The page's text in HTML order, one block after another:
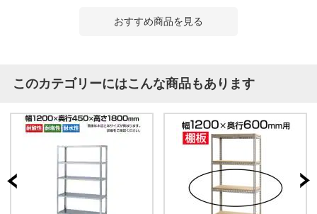
おすすめ商品を見る
このカテゴリーにはこんな商品もあります